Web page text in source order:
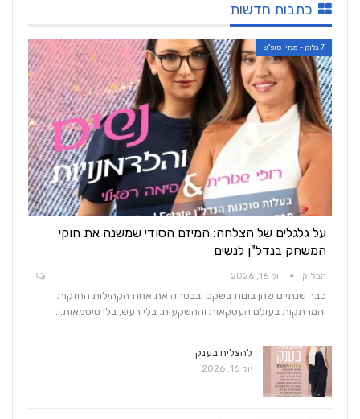
כתבות חדשות
7 בלוק - מגזין סופ"ש
על גלגלים של הצלחה: המיזם הסודי שמשנה את חוקי
המשחק בנדל"ן לנשים
הבלוק יול 16, 2026
כבר שנתיים שהן בונות בשקט ובבטחה את אחת הקהילות החזקות
והמרתקות בעולם העסקאות וההשקעות. בלי רעש, בלי סיסמאות…
להצליח בענק
יול 16, 2026